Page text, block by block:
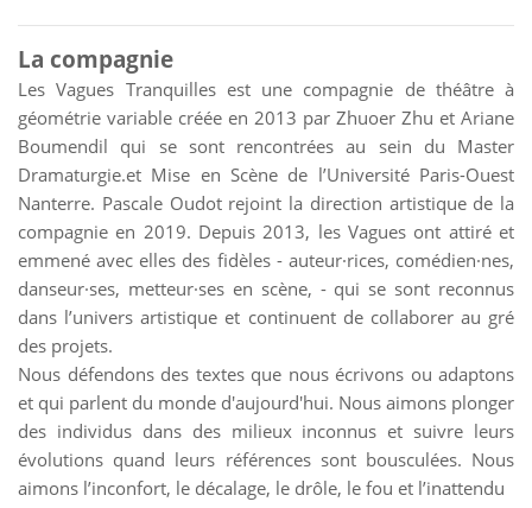
La compagnie
Les Vagues Tranquilles est une compagnie de théâtre à
géométrie variable créée en 2013 par Zhuoer Zhu et Ariane
Boumendil qui se sont rencontrées au sein du Master
Dramaturgie.et Mise en Scène de l’Université Paris-Ouest
Nanterre. Pascale Oudot rejoint la direction artistique de la
compagnie en 2019. Depuis 2013, les Vagues ont attiré et
emmené avec elles des fidèles - auteur·rices, comédien·nes,
danseur·ses, metteur·ses en scène, - qui se sont reconnus
dans l’univers artistique et continuent de collaborer au gré
des projets.
Nous défendons des textes que nous écrivons ou adaptons
et qui parlent du monde d'aujourd'hui. Nous aimons plonger
des individus dans des milieux inconnus et suivre leurs
évolutions quand leurs références sont bousculées. Nous
aimons l’inconfort, le décalage, le drôle, le fou et l’inattendu